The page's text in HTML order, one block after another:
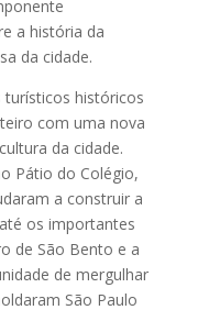
a história da
da cidade.
históricos
com uma nova
da cidade.
Pátio do Colégio,
a construir a
os importantes
de São Bento e a
de mergulhar
São Paulo